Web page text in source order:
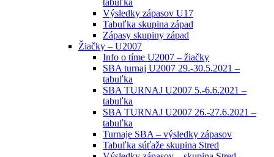
Výsledky zápasov U17
Tabuľka skupina západ
Zápasy skupiny západ
Žiačky – U2007
Info o tíme U2007 – žiačky
SBA turnaj U2007 29.-30.5.2021 –
tabuľka
SBA TURNAJ U2007 5.-6.6.2021 –
tabuľka
SBA TURNAJ U2007 26.-27.6.2021 –
tabuľka
Turnaje SBA – výsledky zápasov
Tabuľka súťaže skupina Stred